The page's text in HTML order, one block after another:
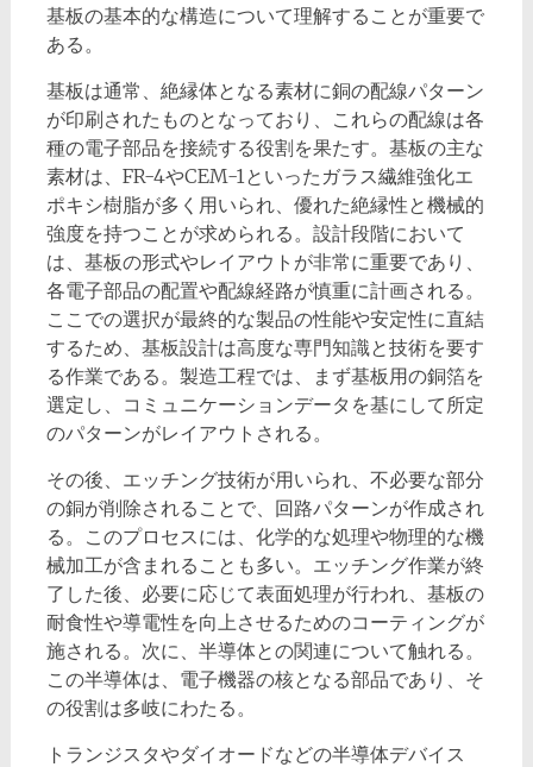
基板の基本的な構造について理解することが重要で
ある。
基板は通常、絶縁体となる素材に銅の配線パターン
が印刷されたものとなっており、これらの配線は各
種の電子部品を接続する役割を果たす。基板の主な
素材は、FR-4やCEM-1といったガラス繊維強化エ
ポキシ樹脂が多く用いられ、優れた絶縁性と機械的
強度を持つことが求められる。設計段階において
は、基板の形式やレイアウトが非常に重要であり、
各電子部品の配置や配線経路が慎重に計画される。
ここでの選択が最終的な製品の性能や安定性に直結
するため、基板設計は高度な専門知識と技術を要す
る作業である。製造工程では、まず基板用の銅箔を
選定し、コミュニケーションデータを基にして所定
のパターンがレイアウトされる。
その後、エッチング技術が用いられ、不必要な部分
の銅が削除されることで、回路パターンが作成され
る。このプロセスには、化学的な処理や物理的な機
械加工が含まれることも多い。エッチング作業が終
了した後、必要に応じて表面処理が行われ、基板の
耐食性や導電性を向上させるためのコーティングが
施される。次に、半導体との関連について触れる。
この半導体は、電子機器の核となる部品であり、そ
の役割は多岐にわたる。
トランジスタやダイオードなどの半導体デバイス